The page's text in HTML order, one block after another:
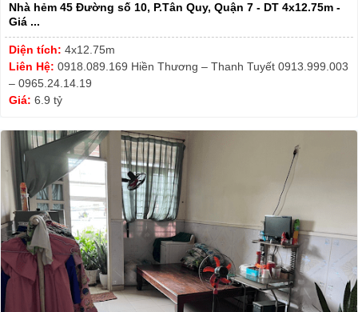
Nhà hẻm 45 Đường số 10, P.Tân Quy, Quận 7 - DT 4x12.75m -
Giá ...
Diện tích: 4x12.75m
Liên Hệ: 0918.089.169 Hiền Thương – Thanh Tuyết 0913.999.003
– 0965.24.14.19
Giá: 6.9 tỷ